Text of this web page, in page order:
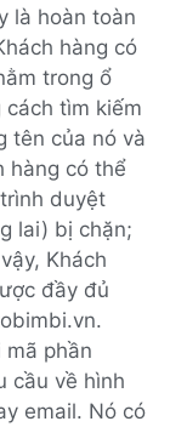
là hoàn toàn
hàng có
trong ổ
tìm kiếm
tên của nó và
hàng có thể
duyệt
lai) bị chặn;
Khách
đầy đủ
phần
cầu về hình
email. Nó có